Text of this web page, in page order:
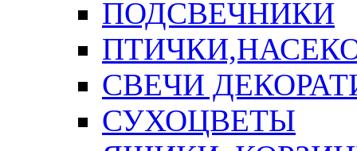
ПОДСВЕЧНИКИ
СВЕЧИ
СУХОЦВЕТЫ